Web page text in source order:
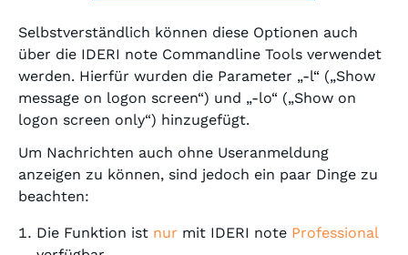
Selbstverständlich können diese Optionen auch
über die IDERI note Commandline Tools verwendet
werden. Hierfür wurden die Parameter „-l“ („Show
message on logon screen“) und „-lo“ („Show on
logon screen only“) hinzugefügt.
Um Nachrichten auch ohne Useranmeldung
anzeigen zu können, sind jedoch ein paar Dinge zu
beachten:
Die Funktion ist nur mit IDERI note Professional